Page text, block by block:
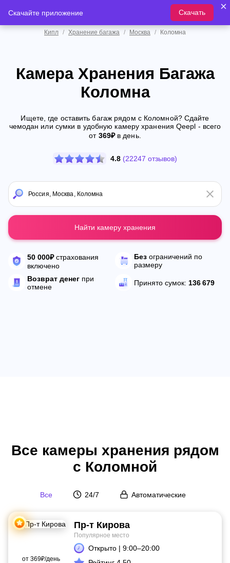
Кипл / Хранение багажа / Москва / Коломна
Камера Хранения Багажа
Коломна
Ищете, где оставить багаж рядом с Коломной? Сдайте
чемодан или сумки в удобную камеру хранения Qeepl - всего
от 369₽в день.
4.8 (22247 отзывов)
Найти камеру хранения
50 000₽страхования
включено
Без ограничений по
размеру
Возврат денег при
отмене
Принято сумок: 136 679
Все камеры хранения рядом
с Коломной
Все 24/7 Автоматические
от 369₽/день
Пр-т Кирова
Популярное место
Открыто | 9:00–20:00
Скачайте приложение Скачать